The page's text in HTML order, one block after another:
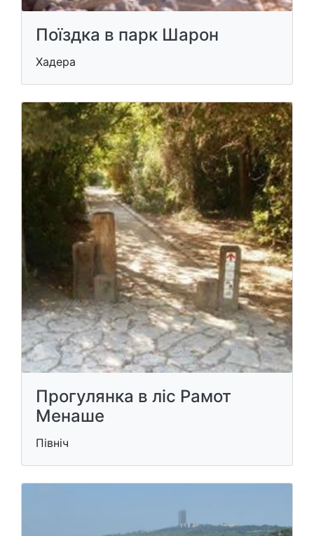
Поїздка в парк Шарон
Хадера
Прогулянка в ліс Рамот
Менаше
Північ